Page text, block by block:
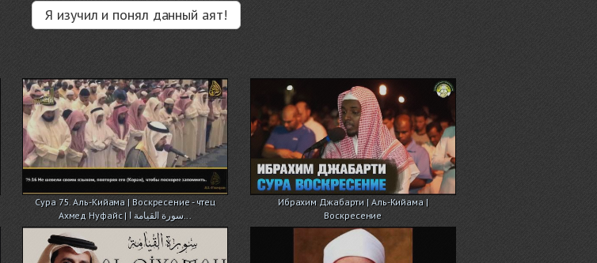
Я изучил и понял данный аят!
Сура 75. Аль-Кийама | Воскресение - чтец
Ахмед Нуфайс | سورة القيامة ا...
Ибрахим Джабарти | Аль-Кийама |
Воскресение